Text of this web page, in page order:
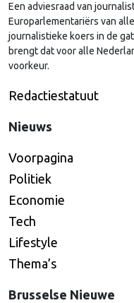
Continued
Een adviesraad van
Europarlementariërs van
journalistieke koers in de
brengt dat voor alle
voorkeur.
Redactiestatuut
Nieuws
Voorpagina
Politiek
Economie
Tech
Lifestyle
Thema’s
Brusselse Nieuwe